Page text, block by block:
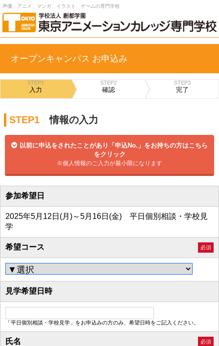
声優、アニメ、マンガ、イラスト、ゲームの専門学校
オープンキャンパス お申込み
STEP1
入力
STEP2
確認
STEP3
完了
STEP1 情報の入力
以前に申込をされたことがあり「申込No.」をお持ちの方はこちら
をクリック
※個人情報のご入力が最小限になります
参加希望日
2025年5月12日(月)～5月16日(金) 平日個別相談・学校見
学
希望コース 必須
見学希望日時
「平日個別相談・学校見学」をお申込みの方のみ、希望日時をご記入ください。
氏名 必須